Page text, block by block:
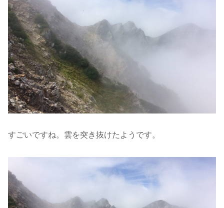
すごいですね。雲を突き抜けたようです。